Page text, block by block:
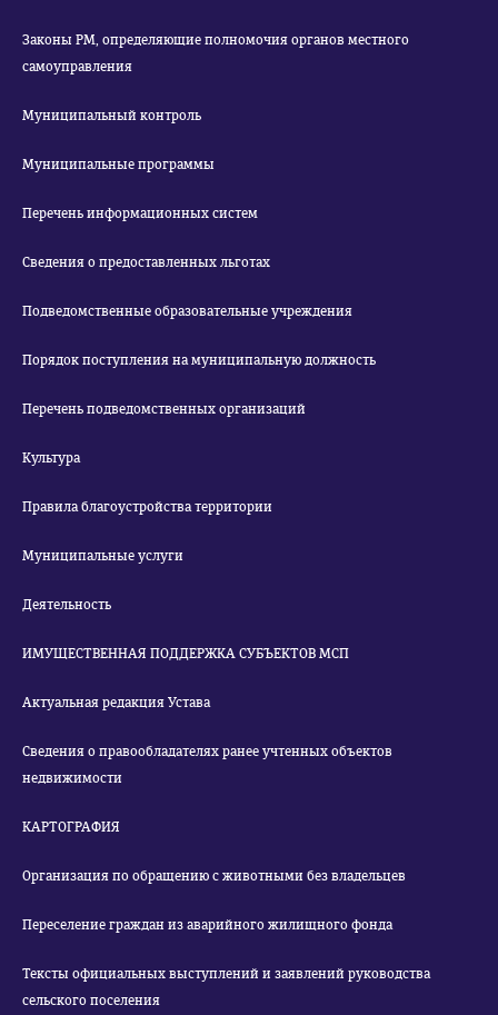
Законы РМ, определяющие полномочия органов местного
самоуправления
Муниципальный контроль
Муниципальные программы
Перечень информационных систем
Сведения о предоставленных льготах
Подведомственные образовательные учреждения
Порядок поступления на муниципальную должность
Перечень подведомственных организаций
Культура
Правила благоустройства территории
Муниципальные услуги
Деятельность
ИМУЩЕСТВЕННАЯ ПОДДЕРЖКА СУБЪЕКТОВ МСП
Актуальная редакция Устава
Сведения о правообладателях ранее учтенных объектов
недвижимости
КАРТОГРАФИЯ
Организация по обращению с животными без владельцев
Переселение граждан из аварийного жилищного фонда
Тексты официальных выступлений и заявлений руководства
сельского поселения